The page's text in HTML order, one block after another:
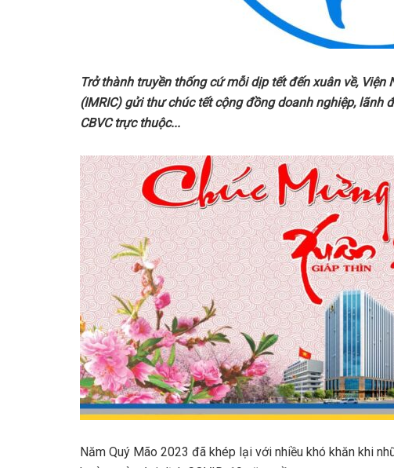
Trở thành truyền thống cứ mỗi dịp tết đến xuân về, Viện
(IMRIC) gửi thưchúc tếtcộng đồng doanh nghiệp, lãnh
CBVCtrực thuộc...
Năm Quý Mão 2023 đã khép lại với nhiều khó khăn khi